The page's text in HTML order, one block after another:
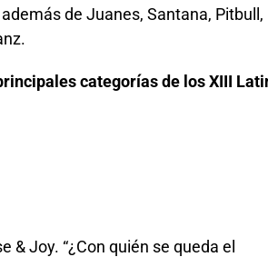
de Juanes, Santana, Pitbull,
categorías de los XIII
Joy. “¿Con quién se queda el